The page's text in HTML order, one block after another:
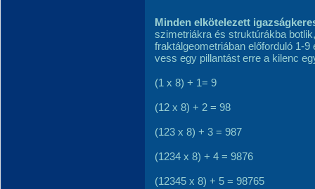
Minden elkötelezett
szimetriákra és struktúrákba
fraktálgeometriában előforduló 1-
vess egy pillantást erre a kilenc
(1 x 8) + 1= 9
(12 x 8) + 2 = 98
(123 x 8) + 3 = 987
(1234 x 8) + 4 = 9876
(12345 x 8) + 5 = 98765